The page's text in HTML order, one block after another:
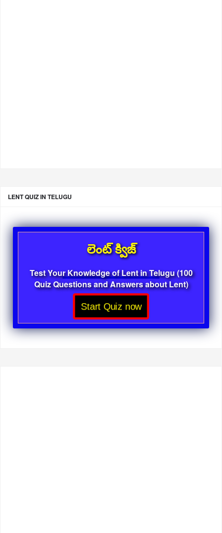
LENT QUIZ IN TELUGU
లెంట్ క్విజ్
Test Your Knowledge of Lent in Telugu (100
Quiz Questions and Answers about Lent)
Start Quiz now